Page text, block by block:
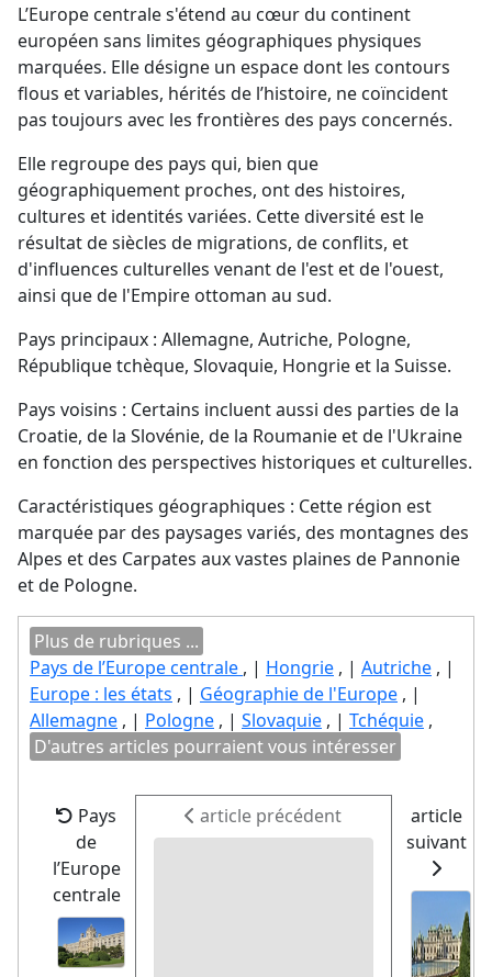
L’Europe centrale s'étend au cœur du continent
européen sans limites géographiques physiques
marquées. Elle désigne un espace dont les contours
flous et variables, hérités de l’histoire, ne coïncident
pas toujours avec les frontières des pays concernés.
Elle regroupe des pays qui, bien que
géographiquement proches, ont des histoires,
cultures et identités variées. Cette diversité est le
résultat de siècles de migrations, de conflits, et
d'influences culturelles venant de l'est et de l'ouest,
ainsi que de l'Empire ottoman au sud.
Pays principaux : Allemagne, Autriche, Pologne,
République tchèque, Slovaquie, Hongrie et la Suisse.
Pays voisins : Certains incluent aussi des parties de la
Croatie, de la Slovénie, de la Roumanie et de l'Ukraine
en fonction des perspectives historiques et culturelles.
Caractéristiques géographiques : Cette région est
marquée par des paysages variés, des montagnes des
Alpes et des Carpates aux vastes plaines de Pannonie
et de Pologne.
Plus de rubriques ...
Pays de l’Europe centrale , | Hongrie , | Autriche , |
Europe : les états , | Géographie de l'Europe , |
Allemagne , | Pologne , | Slovaquie , | Tchéquie ,
D'autres articles pourraient vous intéresser
Pays
de
l’Europe
centrale
article précédent
article
suivant